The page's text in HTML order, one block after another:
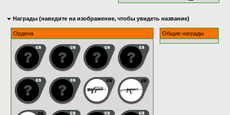
Награды (наведите на изображение, чтобы увидеть название)
Ордена Общие награды